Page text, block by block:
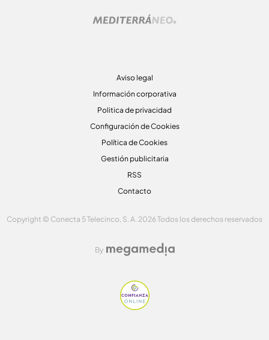
Aviso legal
Información corporativa
Politica de privacidad
Configuración de Cookies
Política de Cookies
Gestión publicitaria
RSS
Contacto
Copyright © Conecta 5 Telecinco, S. A. 2026 Todos los derechos reservados
By